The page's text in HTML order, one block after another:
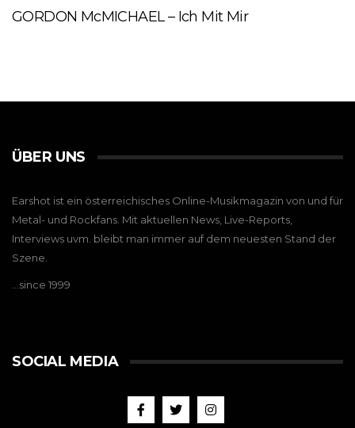
GORDON McMICHAEL – Ich Mit Mir
ÜBER UNS
Earshot ist ein österreichisches Online-Musikmagazin von und für
Metal- und Rockfans. Mit aktuellen News, Live-Reports,
Interviews uvm. bleibt man immer auf dem neuesten Stand der
Szene.
…since 1999
SOCIAL MEDIA